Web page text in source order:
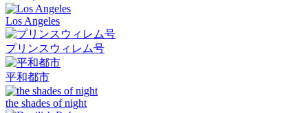
Los Angeles
プリンスウィレム号
平和都市
the shades of night